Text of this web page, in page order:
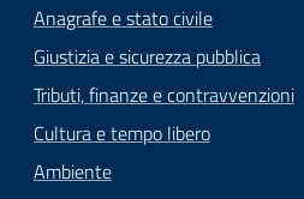
Anagrafe e stato civile
Giustizia e sicurezza pubblica
Tributi, finanze e contravvenzioni
Cultura e tempo libero
Ambiente